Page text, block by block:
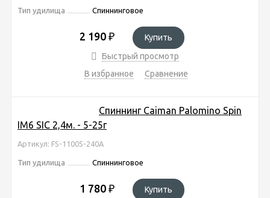
Тип удилища Спиннинговое
2 190 ₽
Купить
Быстрый просмотр
В избранное
Сравнение
Спиннинг Caiman Palomino Spin
IM6 SIC 2,4м. - 5-25г
Артикул: FS-11005-240A
Тип удилища Спиннинговое
1 780 ₽
Купить